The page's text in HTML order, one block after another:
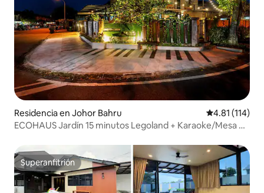
Residencia en Johor Bahru Calificación
4.81 (114)
ECOHAUS Jardín 15 minutos Legoland + Karaoke/Mesa de
Superanfitrión
Superanfitrión